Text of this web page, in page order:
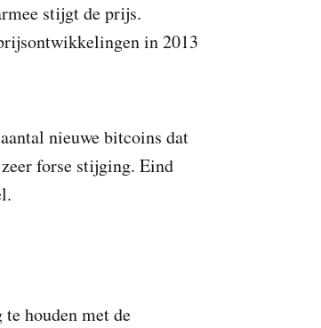
stijgt de prijs.
in 2013
nieuwe bitcoins dat
forse stijging. Eind
houden met de